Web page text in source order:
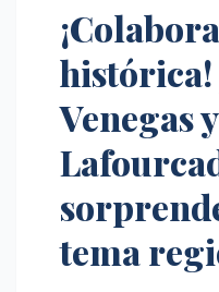
Venegas
tema